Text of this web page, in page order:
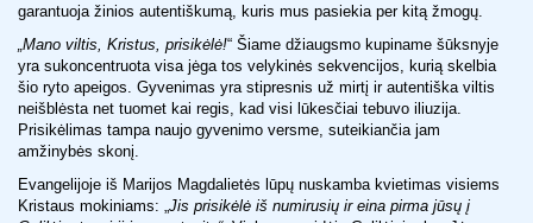
garantuoja žinios autentiškumą, kuris mus pasiekia per kitą žmogų.
„Mano viltis, Kristus, prisikėlė!“ Šiame džiaugsmo kupiname šūksnyje
yra sukoncentruota visa jėga tos velykinės sekvencijos, kurią skelbia
šio ryto apeigos. Gyvenimas yra stipresnis už mirtį ir autentiška viltis
neišblėsta net tuomet kai regis, kad visi lūkesčiai tebuvo iliuzija.
Prisikėlimas tampa naujo gyvenimo versme, suteikiančia jam
amžinybės skonį.
Evangelijoje iš Marijos Magdalietės lūpų nuskamba kvietimas visiems
Kristaus mokiniams: „Jis prisikėlė iš numirusių ir eina pirma jūsų į